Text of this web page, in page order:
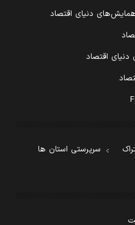
دنیای اقتصاد
اقتصاد
سرپرستی استان ها